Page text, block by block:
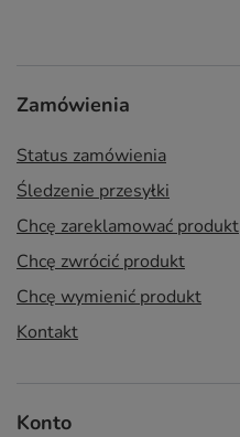
Zamówienia
Status zamówienia
Śledzenie przesyłki
Chcę zareklamować produkt
Chcę zwrócić produkt
Chcę wymienić produkt
Kontakt
Konto